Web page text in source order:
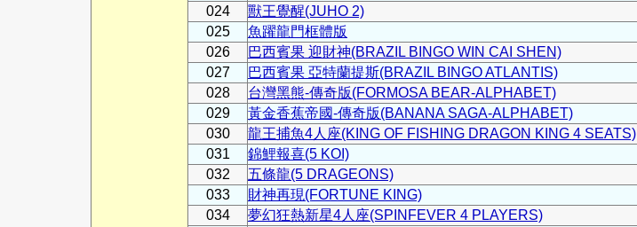
024
獸王覺醒(JUHO 2)
025
魚躍龍門框體版
026
巴西賓果 迎財神(BRAZIL BINGO WIN CAI SHEN)
027
巴西賓果 亞特蘭提斯(BRAZIL BINGO ATLANTIS)
028
台灣黑熊-傳奇版(FORMOSA BEAR-ALPHABET)
029
黃金香蕉帝國-傳奇版(BANANA SAGA-ALPHABET)
030
龍王捕魚4人座(KING OF FISHING DRAGON KING 4 SEATS)
031
錦鯉報喜(5 KOI)
032
五條龍(5 DRAGEONS)
033
財神再現(FORTUNE KING)
034
夢幻狂熱新星4人座(SPINFEVER 4 PLAYERS)